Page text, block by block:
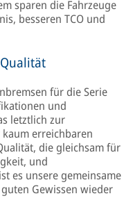
sparen die Fahrzeuge
besseren TCO und
für die Serie
und
letztlich zur
erreichbaren
die gleichsam für
und
es unsere gemeinsame
Gewissen wieder